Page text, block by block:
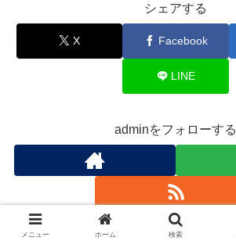
シェアする
X Facebook
LINE
adminをフォローする
メニュー ホーム 検索